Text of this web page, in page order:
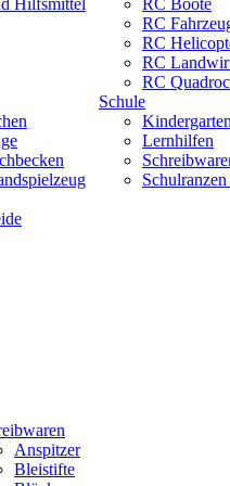
RC
RC
RC
RC
Schule
Lernhilfen
Anspitzer
Bleistifte